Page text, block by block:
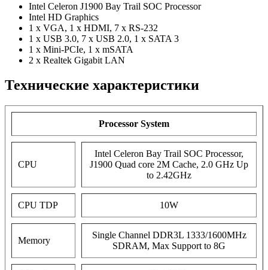
Intel Celeron J1900 Bay Trail SOC Processor
Intel HD Graphics
1 x VGA, 1 x HDMI, 7 x RS-232
1 x USB 3.0, 7 x USB 2.0, 1 x SATA 3
1 x Mini-PCIe, 1 x mSATA
2 x Realtek Gigabit LAN
Технические характеристики
Processor System
CPU
Intel Celeron Bay Trail SOC Processor,
J1900 Quad core 2M Cache, 2.0 GHz Up
to 2.42GHz
CPU TDP 10W
Memory
Single Channel DDR3L 1333/1600MHz
SDRAM, Max Support to 8G